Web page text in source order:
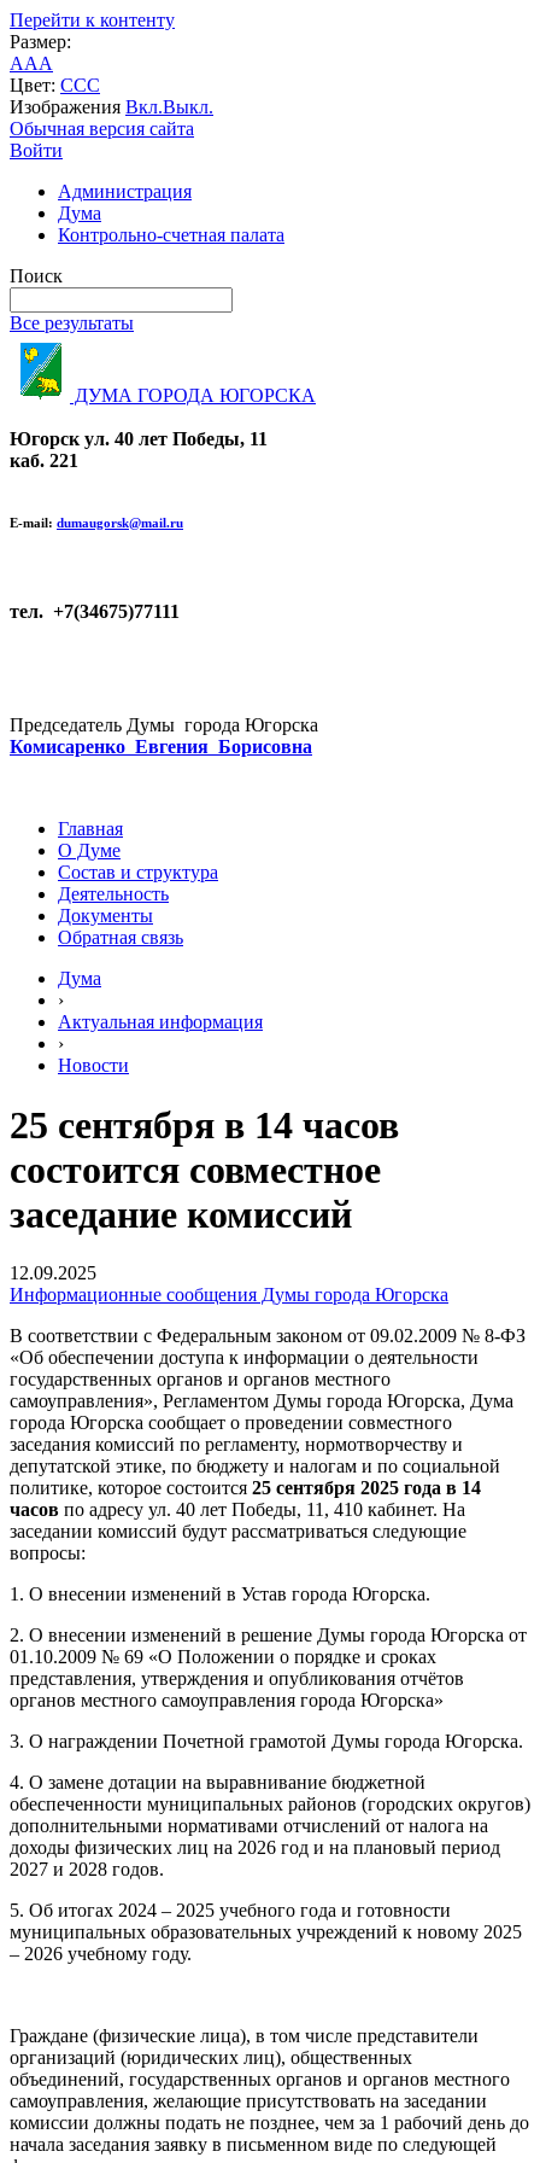
Перейти к контенту
Размер:
AAA
Цвет: CCC
Изображения Вкл.Выкл.
Обычная версия сайта
Войти
Администрация
Дума
Контрольно-счетная палата
Поиск
Все результаты
ДУМА ГОРОДА ЮГОРСКА
Югорск ул. 40 лет Победы, 11
каб. 221
E-mail: dumaugorsk@mail.ru
тел. +7(34675)77111
Председатель Думы города Югорска
Комисаренко Евгения Борисовна
Главная
О Думе
Состав и структура
Деятельность
Документы
Обратная связь
Дума
›
Актуальная информация
›
Новости
25 сентября в 14 часов
состоится совместное
заседание комиссий
12.09.2025
Информационные сообщения Думы города Югорска
В соответствии с Федеральным законом от 09.02.2009 № 8-ФЗ
«Об обеспечении доступа к информации о деятельности
государственных органов и органов местного
самоуправления», Регламентом Думы города Югорска, Дума
города Югорска сообщает о проведении совместного
заседания комиссий по регламенту, нормотворчеству и
депутатской этике, по бюджету и налогам и по социальной
политике, которое состоится 25 сентября 2025 года в 14
часов по адресу ул. 40 лет Победы, 11, 410 кабинет. На
заседании комиссий будут рассматриваться следующие
вопросы:
1. О внесении изменений в Устав города Югорска.
2. О внесении изменений в решение Думы города Югорска от
01.10.2009 № 69 «О Положении о порядке и сроках
представления, утверждения и опубликования отчётов
органов местного самоуправления города Югорска»
3. О награждении Почетной грамотой Думы города Югорска.
4. О замене дотации на выравнивание бюджетной
обеспеченности муниципальных районов (городских округов)
дополнительными нормативами отчислений от налога на
доходы физических лиц на 2026 год и на плановый период
2027 и 2028 годов.
5. Об итогах 2024 – 2025 учебного года и готовности
муниципальных образовательных учреждений к новому 2025
– 2026 учебному году.
Граждане (физические лица), в том числе представители
организаций (юридических лиц), общественных
объединений, государственных органов и органов местного
самоуправления, желающие присутствовать на заседании
комиссии должны подать не позднее, чем за 1 рабочий день до
начала заседания заявку в письменном виде по следующей